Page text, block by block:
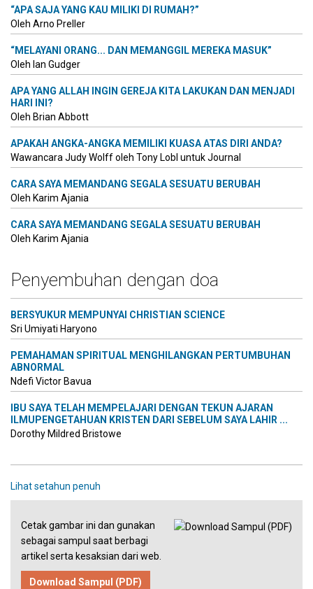
“APA SAJA YANG KAU MILIKI DI RUMAH?”
Oleh Arno Preller
“MELAYANI ORANG... DAN MEMANGGIL MEREKA MASUK”
Oleh Ian Gudger
APA YANG ALLAH INGIN GEREJA KITA LAKUKAN DAN MENJADI
HARI INI?
Oleh Brian Abbott
APAKAH ANGKA-ANGKA MEMILIKI KUASA ATAS DIRI ANDA?
Wawancara Judy Wolff oleh Tony Lobl untuk Journal
CARA SAYA MEMANDANG SEGALA SESUATU BERUBAH
Oleh Karim Ajania
CARA SAYA MEMANDANG SEGALA SESUATU BERUBAH
Oleh Karim Ajania
Penyembuhan dengan doa
BERSYUKUR MEMPUNYAI CHRISTIAN SCIENCE
Sri Umiyati Haryono
PEMAHAMAN SPIRITUAL MENGHILANGKAN PERTUMBUHAN
ABNORMAL
Ndefi Victor Bavua
IBU SAYA TELAH MEMPELAJARI DENGAN TEKUN AJARAN
ILMUPENGETAHUAN KRISTEN DARI SEBELUM SAYA LAHIR ...
Dorothy Mildred Bristowe
Lihat setahun penuh
Cetak gambar ini dan gunakan
sebagai sampul saat berbagi
artikel serta kesaksian dari web.
Download Sampul (PDF)